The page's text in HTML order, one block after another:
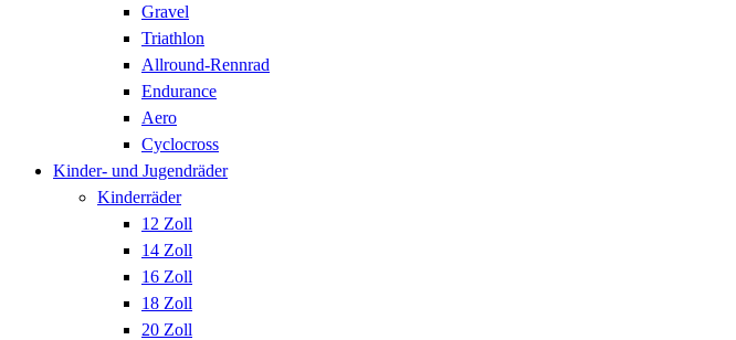
Gravel
Triathlon
Allround-Rennrad
Endurance
Aero
Cyclocross
Kinder- und Jugendräder
Kinderräder
12 Zoll
14 Zoll
16 Zoll
18 Zoll
20 Zoll